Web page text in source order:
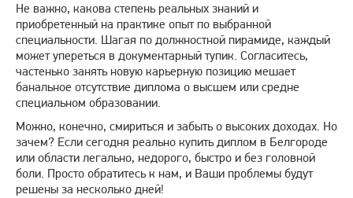
Не важно, какова степень реальных знаний и
приобретенный на практике опыт по выбранной
специальности. Шагая по должностной пирамиде, каждый
может упереться в документарный тупик. Согласитесь,
частенько занять новую карьерную позицию мешает
банальное отсутствие диплома о высшем или средне
специальном образовании.
Можно, конечно, смириться и забыть о высоких доходах. Но
зачем? Если сегодня реально купить диплом в Белгороде
или области легально, недорого, быстро и без головной
боли. Просто обратитесь к нам, и Ваши проблемы будут
решены за несколько дней!